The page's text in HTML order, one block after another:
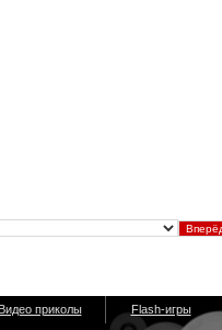
Видео приколы Flash-игры